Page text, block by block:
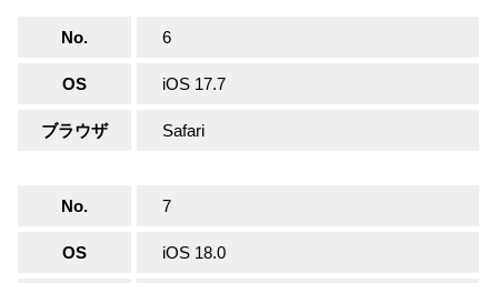
No. 6
OS iOS 17.7
ブラウザ Safari
No. 7
OS iOS 18.0